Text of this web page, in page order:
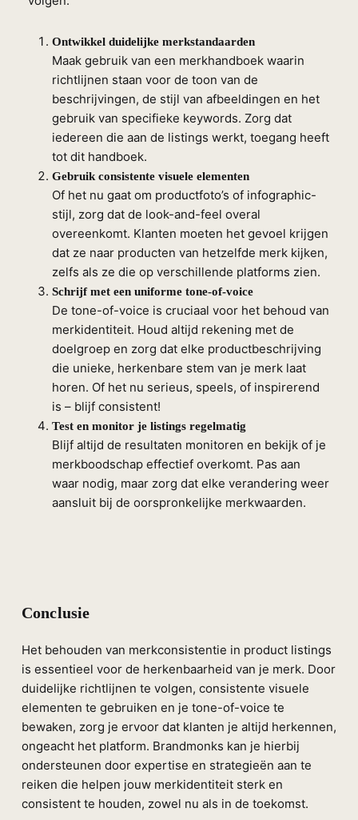
Ontwikkel duidelijke merkstandaarden
Maak gebruik van een merkhandboek waarin
richtlijnen staan voor de toon van de
beschrijvingen, de stijl van afbeeldingen en het
gebruik van specifieke keywords. Zorg dat
iedereen die aan de listings werkt, toegang heeft
tot dit handboek.
Gebruik consistente visuele elementen
Of het nu gaat om productfoto’s of infographic-
stijl, zorg dat de look-and-feel overal
overeenkomt. Klanten moeten het gevoel krijgen
dat ze naar producten van hetzelfde merk kijken,
zelfs als ze die op verschillende platforms zien.
Schrijf met een uniforme tone-of-voice
De tone-of-voice is cruciaal voor het behoud van
merkidentiteit. Houd altijd rekening met de
doelgroep en zorg dat elke productbeschrijving
die unieke, herkenbare stem van je merk laat
horen. Of het nu serieus, speels, of inspirerend
is – blijf consistent!
Test en monitor je listings regelmatig
Blijf altijd de resultaten monitoren en bekijk of je
merkboodschap effectief overkomt. Pas aan
waar nodig, maar zorg dat elke verandering weer
aansluit bij de oorspronkelijke merkwaarden.
Conclusie
Het behouden van merkconsistentie in product listings
is essentieel voor de herkenbaarheid van je merk. Door
duidelijke richtlijnen te volgen, consistente visuele
elementen te gebruiken en je tone-of-voice te
bewaken, zorg je ervoor dat klanten je altijd herkennen,
ongeacht het platform. Brandmonks kan je hierbij
ondersteunen door expertise en strategieën aan te
reiken die helpen jouw merkidentiteit sterk en
consistent te houden, zowel nu als in de toekomst.